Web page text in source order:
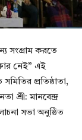
সংগ্রাম করতে
নেই” এই
প্রতিষ্ঠাতা,
শ্রী: মানবেন্দ্র
সভা অনুষ্ঠিত